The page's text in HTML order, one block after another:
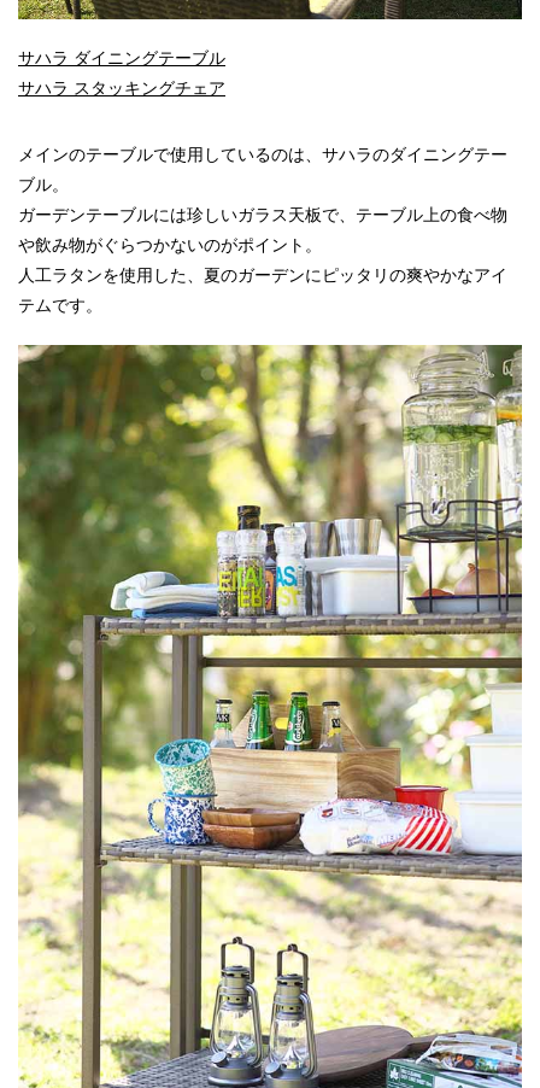
サハラ ダイニングテーブル
サハラ スタッキングチェア
メインのテーブルで使用しているのは、サハラのダイニングテー
ブル。
ガーデンテーブルには珍しいガラス天板で、テーブル上の食べ物
や飲み物がぐらつかないのがポイント。
人工ラタンを使用した、夏のガーデンにピッタリの爽やかなアイ
テムです。